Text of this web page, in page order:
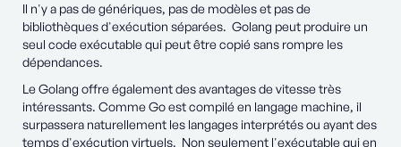
Il n'y a pas de génériques, pas de modèles et pas de
bibliothèques d'exécution séparées. Golang peut produire un
seul code exécutable qui peut être copié sans rompre les
dépendances.
Le Golang offre également des avantages de vitesse très
intéressants. Comme Go est compilé en langage machine, il
surpassera naturellement les langages interprétés ou ayant des
temps d'exécution virtuels. Non seulement l'exécutable qui en